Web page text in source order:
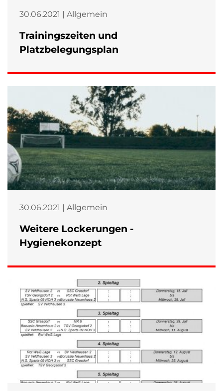
30.06.2021 | Allgemein
Trainingszeiten und
Platzbelegungsplan
30.06.2021 | Allgemein
Weitere Lockerungen -
Hygienekonzept